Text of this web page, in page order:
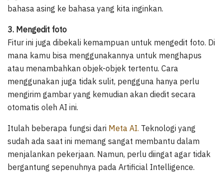
bahasa asing ke bahasa yang kita inginkan.
3. Mengedit foto
Fitur ini juga dibekali kemampuan untuk mengedit foto. Di
mana kamu bisa menggunakannya untuk menghapus
atau menambahkan objek-objek tertentu. Cara
menggunakan juga tidak sulit, pengguna hanya perlu
mengirim gambar yang kemudian akan diedit secara
otomatis oleh AI ini.
Itulah beberapa fungsi dari Meta AI. Teknologi yang
sudah ada saat ini memang sangat membantu dalam
menjalankan pekerjaan. Namun, perlu diingat agar tidak
bergantung sepenuhnya pada Artificial Intelligence.